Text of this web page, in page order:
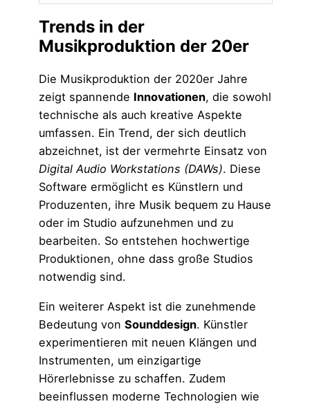
Trends in der
Musikproduktion der 20er
Die Musikproduktion der 2020er Jahre
zeigt spannende Innovationen, die sowohl
technische als auch kreative Aspekte
umfassen. Ein Trend, der sich deutlich
abzeichnet, ist der vermehrte Einsatz von
Digital Audio Workstations (DAWs). Diese
Software ermöglicht es Künstlern und
Produzenten, ihre Musik bequem zu Hause
oder im Studio aufzunehmen und zu
bearbeiten. So entstehen hochwertige
Produktionen, ohne dass große Studios
notwendig sind.
Ein weiterer Aspekt ist die zunehmende
Bedeutung von Sounddesign. Künstler
experimentieren mit neuen Klängen und
Instrumenten, um einzigartige
Hörerlebnisse zu schaffen. Zudem
beeinflussen moderne Technologien wie